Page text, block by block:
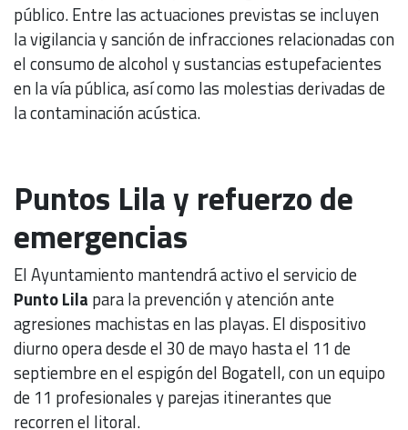
público. Entre las actuaciones previstas se incluyen
la vigilancia y sanción de infracciones relacionadas con
el consumo de alcohol y sustancias estupefacientes
en la vía pública, así como las molestias derivadas de
la contaminación acústica.
Puntos Lila y refuerzo de
emergencias
El Ayuntamiento mantendrá activo el servicio de
Punto Lila para la prevención y atención ante
agresiones machistas en las playas. El dispositivo
diurno opera desde el 30 de mayo hasta el 11 de
septiembre en el espigón del Bogatell, con un equipo
de 11 profesionales y parejas itinerantes que
recorren el litoral.